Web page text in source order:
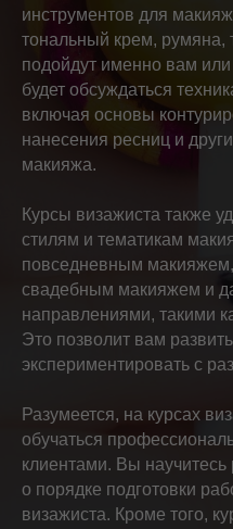
инструментов для
тональный крем, румяна,
подойдут именно вам
будет обсуждаться
включая основы
нанесения ресниц и
макияжа.
Курсы визажиста также
стилям и тематикам
повседневным
свадебным макияжем и
направлениями, такими
Это позволит вам
экспериментировать с
Разумеется, на курсах
обучаться
клиентами. Вы научитесь
о порядке подготовки
визажиста. Кроме того,